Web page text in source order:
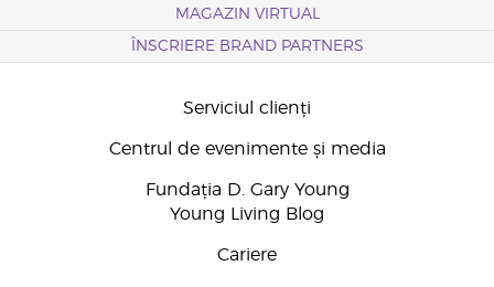
MAGAZIN VIRTUAL
ÎNSCRIERE BRAND PARTNERS
Serviciul clienți
Centrul de evenimente și media
Fundația D. Gary Young
Young Living Blog
Cariere